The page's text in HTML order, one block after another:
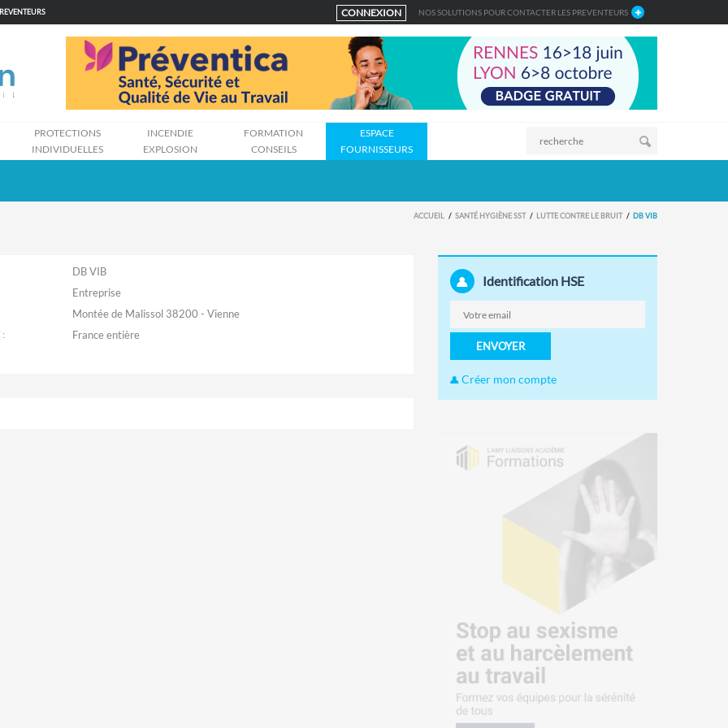
CONNEXION NOS SOLUTIONS POUR CONTACTER LES PREVENTEURS
PROTECTIONS
INDIVIDUELLES
INCENDIE
EXPLOSION
FORMATION
CONSEILS
ESPACE
FOURNISSEURS
ACCUEIL SANTÉ HYGIÈNE SST LUTTE CONTRE LE BRUIT DB VIB
DB VIB
Entreprise
Montée de Malissol 38200 - Vienne
:
Identification HSE
ENVOYER
Créer mon compte